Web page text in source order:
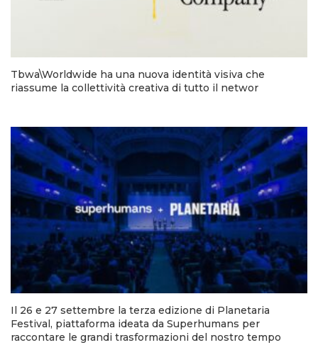
Tbwa\Worldwide ha una nuova identità visiva che
riassume la collettività creativa di tutto il networ
Il 26 e 27 settembre la terza edizione di Planetaria
Festival, piattaforma ideata da Superhumans per
raccontare le grandi trasformazioni del nostro tempo